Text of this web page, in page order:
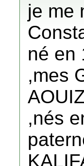
je me
né en
,mes
,nés